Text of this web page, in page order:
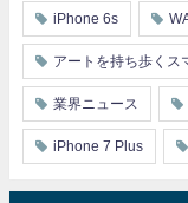
iPhone 6s
アートを持ち歩くス
業界ニュース
iPhone 7 Plus